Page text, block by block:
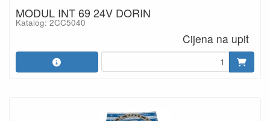
MODUL INT 69 24V DORIN
Katalog: 2CC5040
Cijena na upit